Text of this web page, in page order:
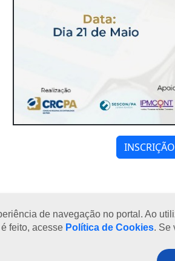
INSCRIÇÃO
de navegação no portal. Ao
feito, acesse Política de Cookies. Se